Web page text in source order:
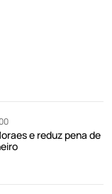
e reduz pena de